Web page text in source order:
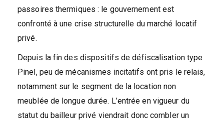
passoires thermiques : le gouvernement est
confronté à une crise structurelle du marché locatif
privé.
Depuis la fin des dispositifs de défiscalisation type
Pinel, peu de mécanismes incitatifs ont pris le relais,
notamment sur le segment de la location non
meublée de longue durée. L’entrée en vigueur du
statut du bailleur privé viendrait donc combler un